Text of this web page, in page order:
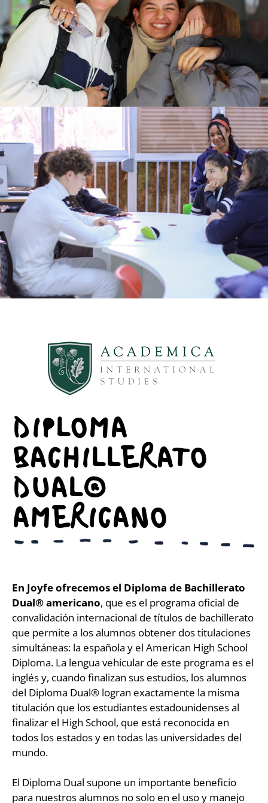
DIPLOMA
BACHILLERATO
DUAL®
AMERICANO
En Joyfe ofrecemos el Diploma de Bachillerato
Dual® americano, que es el programa oficial de
convalidación internacional de títulos de bachillerato
que permite a los alumnos obtener dos titulaciones
simultáneas: la española y el American High School
Diploma. La lengua vehicular de este programa es el
inglés y, cuando finalizan sus estudios, los alumnos
del Diploma Dual® logran exactamente la misma
titulación que los estudiantes estadounidenses al
finalizar el High School, que está reconocida en
todos los estados y en todas las universidades del
mundo.
El Diploma Dual supone un importante beneficio
para nuestros alumnos no solo en el uso y manejo